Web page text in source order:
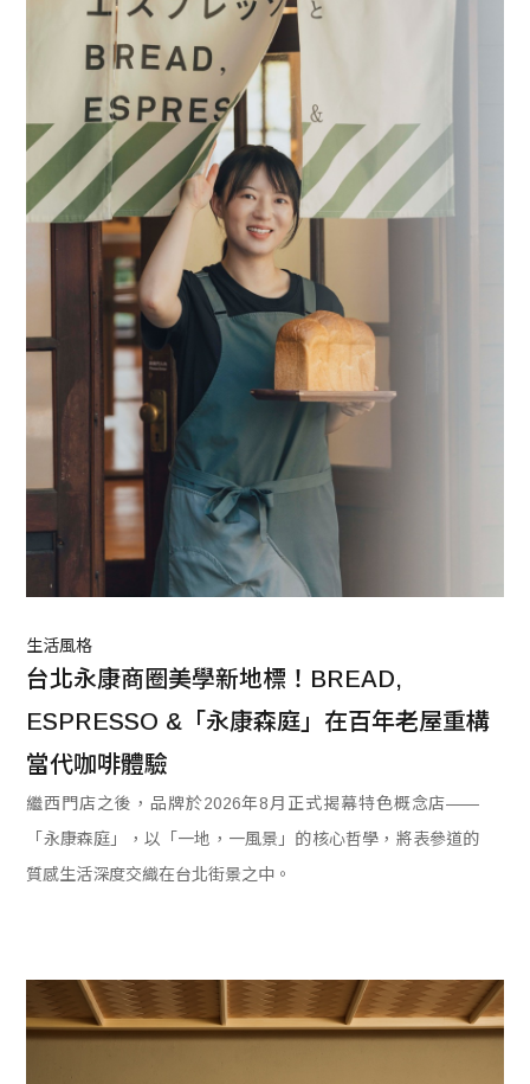
生活風格
台北永康商圈美學新地標！BREAD,
ESPRESSO &「永康森庭」在百年老屋重構
當代咖啡體驗
繼西門店之後，品牌於2026年8月正式揭幕特色概念店——
「永康森庭」，以「一地，一風景」的核心哲學，將表參道的
質感生活深度交織在台北街景之中。